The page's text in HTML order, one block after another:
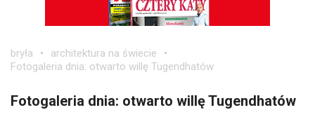
bryła
architektura na świecie
Fotogaleria dnia: otwarto willę Tugendhatów
Fotogaleria dnia: otwarto willę Tugendhatów